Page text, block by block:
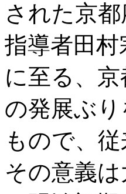
された京
指導者田
に至る、
の発展ぶ
もので、
その意義